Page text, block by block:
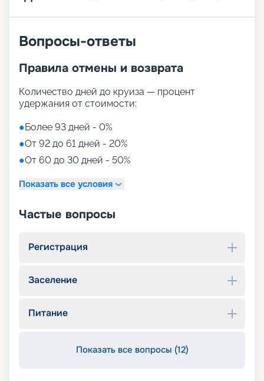
Вопросы-ответы
Правила отмены и возврата
Количество дней до круиза — процент
удержания от стоимости:
●Более 93 дней - 0%
●От 92 до 61 дней - 20%
●От 60 до 30 дней - 50%
Показать все условия
Частые вопросы
Регистрация
Заселение
Питание
Показать все вопросы (12)